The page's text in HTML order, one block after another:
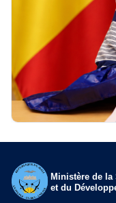
Ministère de la
et du